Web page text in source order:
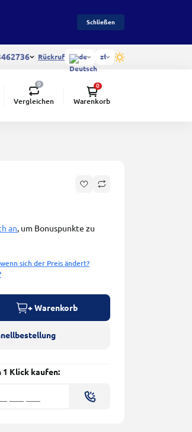
Schließen
Rückruf de zł
0
Vergleichen
0
Warenkorb
an, um Bonuspunkte zu
sich der Preis ändert?
+ Warenkorb
1 Klick kaufen: